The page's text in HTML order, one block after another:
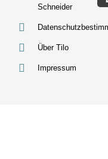
Schneider
Über Tilo
Impressum